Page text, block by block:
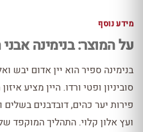
מידע נוסף
על המוצר: בנימינה
בנימינה ספיר הוא יין אדום יבש
סוביניון ופטי ורדו. היין מציע
פירות יער כהים, דובדבנים בשלים
ועץ אלון קלוי. התהליך המוקפד